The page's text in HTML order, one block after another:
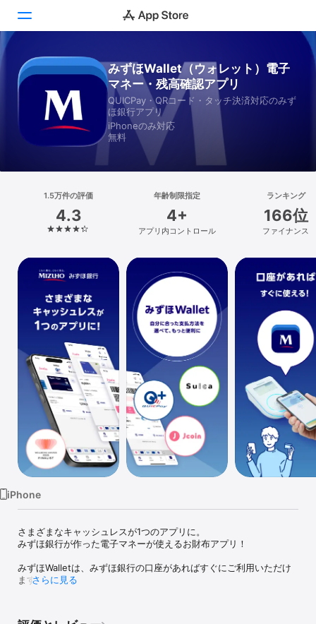
Today
ゲーム
アプリ
検索
プラットフォーム
iPhone
iPad
Mac
Vision
Watch
みずほWallet（ウォレット）電子
マネー・残高確認アプリ
QUICPay・QRコード・タッチ決済対応のみず
ほ銀行アプリ
iPhoneのみ対応
無料
1.5万件の評価
4.3
年齢制限指定
4+
アプリ内コントロール
ランキング
166位
ファイナンス
iPhone
さまざまなキャッシュレスが1つのアプリに。
みずほ銀行が作った電子マネーが使えるお財布アプリ！
みずほWalletは、みずほ銀行の口座があればすぐにご利用いただけ
ます。 さらに見る